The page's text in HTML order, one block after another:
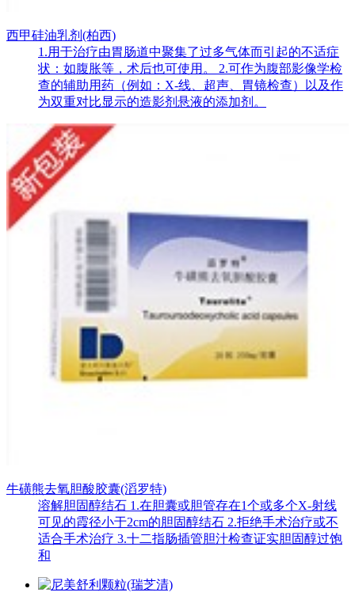
西甲硅油乳剂(柏西)
1.用于治疗由胃肠道中聚集了过多气体而引起的不适症
状：如腹胀等，术后也可使用。 2.可作为腹部影像学检
查的辅助用药（例如：X-线、超声、胃镜检查）以及作
为双重对比显示的造影剂悬液的添加剂。
牛磺熊去氧胆酸胶囊(滔罗特)
溶解胆固醇结石 1.在胆囊或胆管存在1个或多个X-射线
可见的霞径小于2cm的胆固醇结石 2.拒绝手术治疗或不
适合手术治疗 3.十二指肠插管胆汁检查证实胆固醇过饱
和